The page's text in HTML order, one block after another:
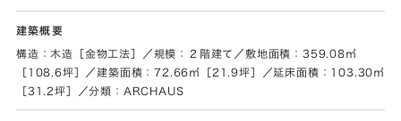
建築概要
構造：木造［金物工法］／規模：２階建て／敷地面積：359.08㎡
［108.6坪］／建築面積：72.66㎡［21.9坪］／延床面積：103.30㎡
［31.2坪］／分類：ARCHAUS